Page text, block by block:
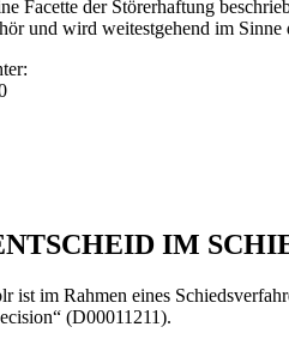
Facette der Störerhaftung
und wird weitestgehend im
IM
ist im Rahmen eines
(D00011211).